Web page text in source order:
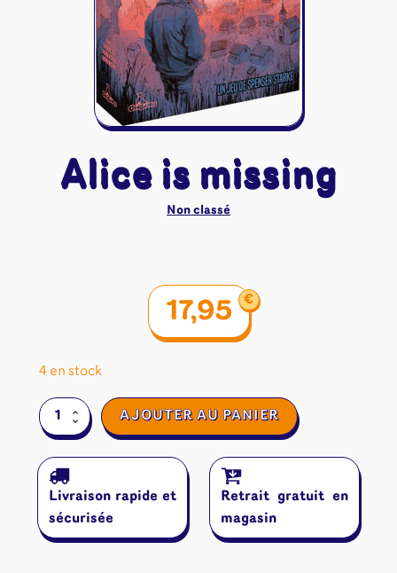
Naruto Mythos
Autres
Tapis de jeu
Alice is missing
Non classé
17,95 €
4 en stock
quantité
de
is
missing
AJOUTER AU PANIER
Livraison rapide et
sécurisée
Retrait gratuit en
magasin